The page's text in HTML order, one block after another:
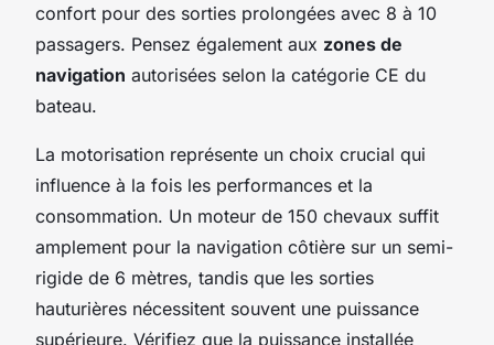
confort pour des sorties prolongées avec 8 à 10
passagers. Pensez également aux zones de
navigation autorisées selon la catégorie CE du
bateau.
La motorisation représente un choix crucial qui
influence à la fois les performances et la
consommation. Un moteur de 150 chevaux suffit
amplement pour la navigation côtière sur un semi-
rigide de 6 mètres, tandis que les sorties
hauturières nécessitent souvent une puissance
supérieure. Vérifiez que la puissance installée